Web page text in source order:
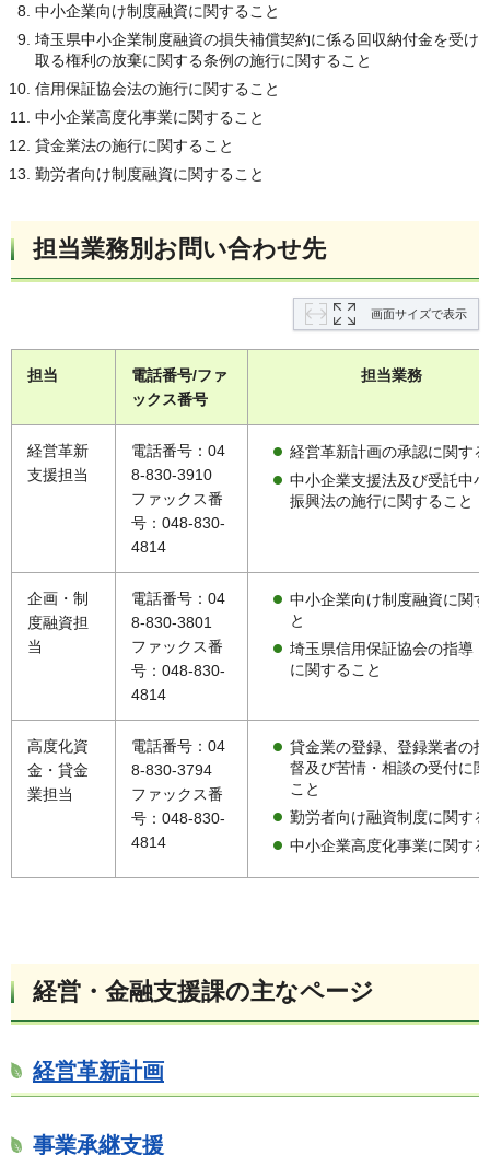
中小企業向け制度融資に関すること
埼玉県中小企業制度融資の損失補償契約に係る回収納付金を受け
取る権利の放棄に関する条例の施行に関すること
信用保証協会法の施行に関すること
中小企業高度化事業に関すること
貸金業法の施行に関すること
勤労者向け制度融資に関すること
担当業務別お問い合わせ先
画面サイズで表示
担当
電話番号/ファ
ックス番号
担当業務
経営革新
支援担当
電話番号：04
8-830-3910
ファックス番
号：048-830-
4814
経営革新計画の承認に関す
中小企業支援法及び受託中
振興法の施行に関すること
企画・制
度融資担
当
電話番号：04
8-830-3801
ファックス番
号：048-830-
4814
中小企業向け制度融資に関
と
埼玉県信用保証協会の指導
に関すること
高度化資
金・貸金
業担当
電話番号：04
8-830-3794
ファックス番
号：048-830-
4814
貸金業の登録、登録業者の
督及び苦情・相談の受付に
こと
勤労者向け融資制度に関す
中小企業高度化事業に関す
経営・金融支援課の主なページ
経営革新計画
事業承継支援